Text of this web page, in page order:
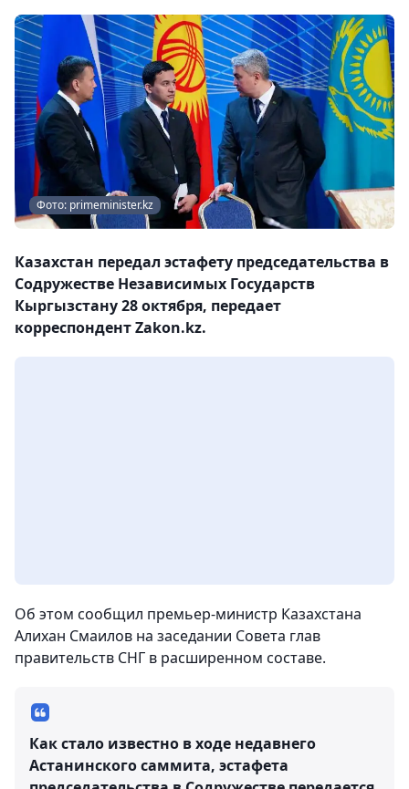
Фото: primeminister.kz
Казахстан передал эстафету председательства в
Содружестве Независимых Государств
Кыргызстану 28 октября, передает
корреспондент Zakon.kz.
Об этом сообщил премьер-министр Казахстана
Алихан Смаилов на заседании Совета глав
правительств СНГ в расширенном составе.
Как стало известно в ходе недавнего
Астанинского саммита, эстафета